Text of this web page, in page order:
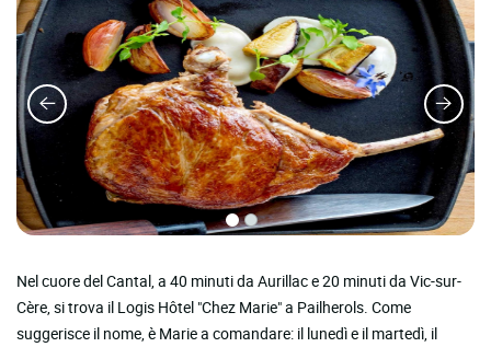
Nel cuore del Cantal, a 40 minuti da Aurillac e 20 minuti da Vic-sur-
Cère, si trova il Logis Hôtel "Chez Marie" a Pailherols. Come
suggerisce il nome, è Marie a comandare: il lunedì e il martedì, il